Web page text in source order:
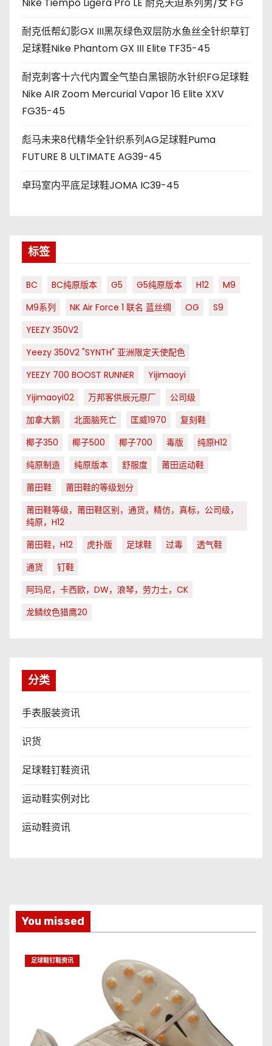
耐克低帮幻影GX III黑灰绿色双层防水鱼丝全针织草钉
足球鞋Nike Phantom GX III Elite TF35-45
耐克刺客十六代内置全气垫白黑银防水针织FG足球鞋
Nike AIR Zoom Mercurial Vapor 16 Elite XXV
FG35-45
彪马未来8代精华全针织系列AG足球鞋Puma
FUTURE 8 ULTIMATE AG39-45
卓玛室内平底足球鞋JOMA IC39-45
标签
BC BC纯原版本 G5 G5纯原版本 H12
M9
M9系列
NK Air Force 1 联名 蓝丝绸 OG
S9
YEEZY 350V2
Yeezy 350V2 "SYNTH" 亚洲限定天使配色
YEEZY 700 BOOST RUNNER
Yijimaoyi
Yijimaoyi02
万邦客供辰元原厂
公司级
加拿大鹅
北面脑死亡 匡威1970
复刻鞋
椰子350
椰子500 椰子700 毒版
纯原H12
纯原制造
纯原版本 舒服度
莆田运动鞋
莆田鞋
莆田鞋的等级划分
莆田鞋等级，莆田鞋区别，通货，精仿，真标，公司级，
纯原，H12
莆田鞋，H12
虎扑版 足球鞋 过毒
透气鞋
通货
钉鞋
阿玛尼，卡西欧，DW，浪琴，劳力士，CK
龙鳞纹色猎鹰20
分类
手表服装资讯
识货
足球鞋钉鞋资讯
运动鞋实例对比
运动鞋资讯
You missed
足球鞋钉鞋资讯